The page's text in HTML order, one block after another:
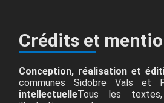
Crédits et
Conception, réalisation et
communes Sidobre Vals et
intellectuelleTous les